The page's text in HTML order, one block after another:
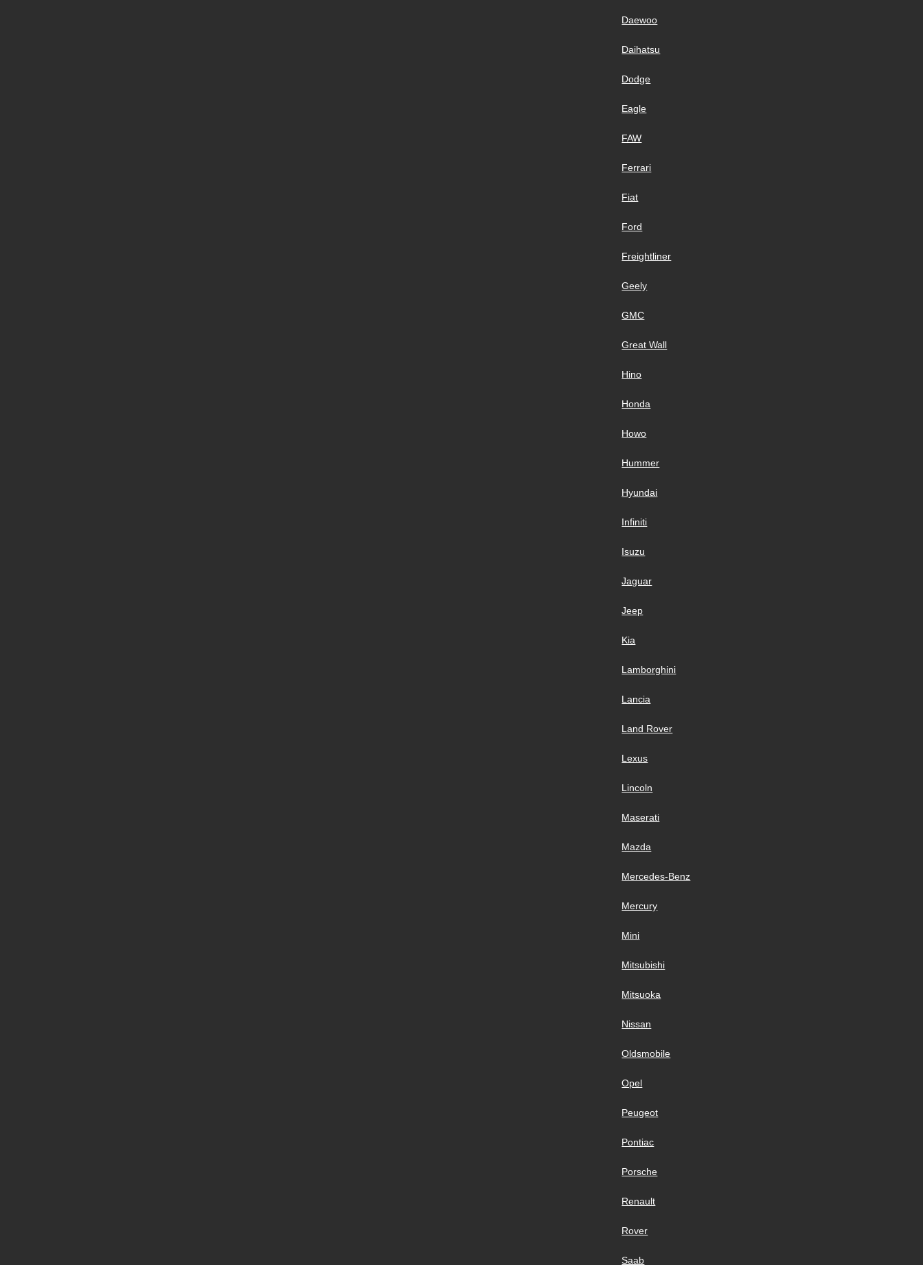
Daewoo
Daihatsu
Dodge
Eagle
FAW
Ferrari
Fiat
Ford
Freightliner
Geely
GMC
Great Wall
Hino
Honda
Howo
Hummer
Hyundai
Infiniti
Isuzu
Jaguar
Jeep
Kia
Lamborghini
Lancia
Land Rover
Lexus
Lincoln
Maserati
Mazda
Mercedes-Benz
Mercury
Mini
Mitsubishi
Mitsuoka
Nissan
Oldsmobile
Opel
Peugeot
Pontiac
Porsche
Renault
Rover
Saab